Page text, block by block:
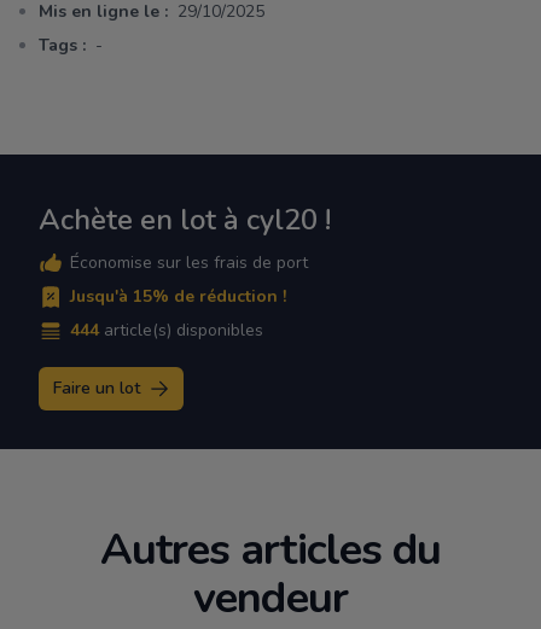
Mis en ligne le : 29/10/2025
Tags : -
Achète en lot à cyl20 !
Économise sur les frais de port
Jusqu'à 15% de réduction !
444 article(s) disponibles
Faire un lot
Autres articles du
vendeur